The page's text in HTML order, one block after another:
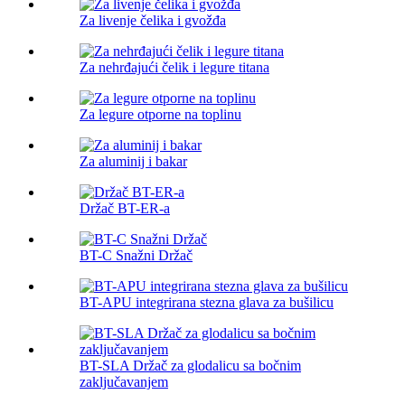
Za livenje čelika i gvožđa
Za nehrđajući čelik i legure titana
Za legure otporne na toplinu
Za aluminij i bakar
Držač BT-ER-a
BT-C Snažni Držač
BT-APU integrirana stezna glava za bušilicu
BT-SLA Držač za glodalicu sa bočnim
zaključavanjem